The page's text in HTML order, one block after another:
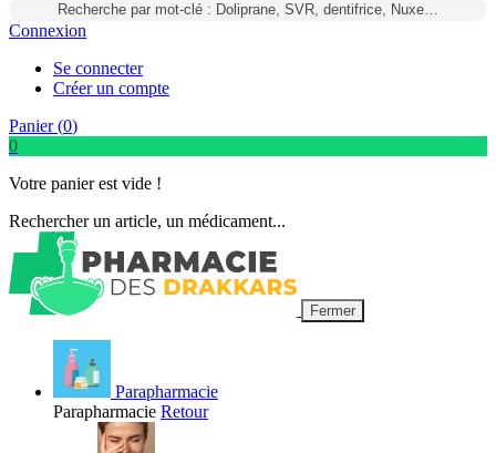
Recherche par mot-clé : Doliprane, SVR, dentifrice, Nuxe…
Connexion
Se connecter
Créer un compte
Panier (0)
0
Votre panier est vide !
Rechercher un article, un médicament...
Fermer
Parapharmacie
Parapharmacie Retour